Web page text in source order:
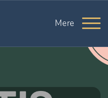
Mere